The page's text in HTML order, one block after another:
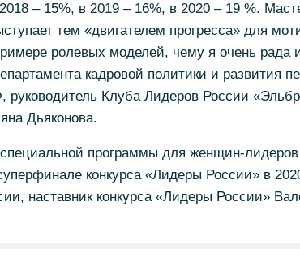
– 15%, в 2019 – 16%, в 2020 – 19 %.
тем «двигателем прогресса» для
ролевых моделей, чему я очень рада
кадровой политики и развития
руководитель Клуба Лидеров России
Дьяконова.
программы для женщин-лидеров
конкурса «Лидеры России» в
наставник конкурса «Лидеры России»